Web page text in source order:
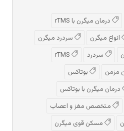
درمان میگرن با rTMS
انواع میگرن
سردرد میگرن
سردرد
مزمن
بوتاکس
درمان میگرن با بوتاکس
متخصص مغز و اعصاب
مسکن قوی میگرن